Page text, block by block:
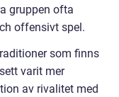
gruppen ofta
offensivt spel.
som finns
varit mer
av rivalitet med